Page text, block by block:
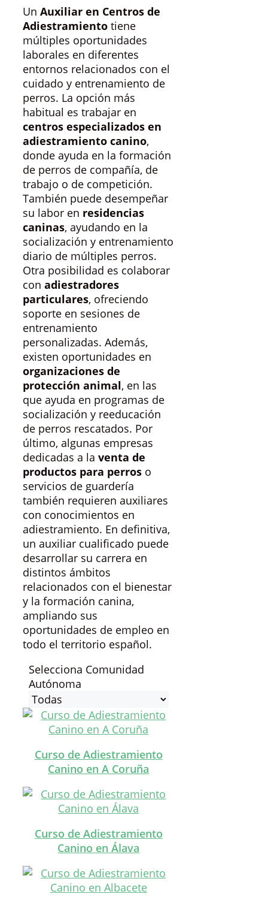
Un Auxiliar en Centros de
Adiestramiento tiene
múltiples oportunidades
laborales en diferentes
entornos relacionados con el
cuidado y entrenamiento de
perros. La opción más
habitual es trabajar en
centros especializados en
adiestramiento canino,
donde ayuda en la formación
de perros de compañía, de
trabajo o de competición.
También puede desempeñar
su labor en residencias
caninas, ayudando en la
socialización y entrenamiento
diario de múltiples perros.
Otra posibilidad es colaborar
con adiestradores
particulares, ofreciendo
soporte en sesiones de
entrenamiento
personalizadas. Además,
existen oportunidades en
organizaciones de
protección animal, en las
que ayuda en programas de
socialización y reeducación
de perros rescatados. Por
último, algunas empresas
dedicadas a la venta de
productos para perros o
servicios de guardería
también requieren auxiliares
con conocimientos en
adiestramiento. En definitiva,
un auxiliar cualificado puede
desarrollar su carrera en
distintos ámbitos
relacionados con el bienestar
y la formación canina,
ampliando sus
oportunidades de empleo en
todo el territorio español.
Selecciona Comunidad
Autónoma
Curso de Adiestramiento
Canino en A Coruña
Curso de Adiestramiento
Canino en Álava